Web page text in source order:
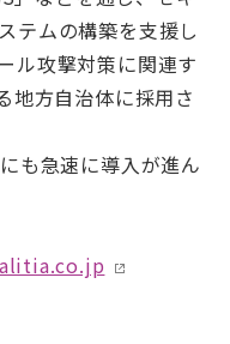
テムの構築を支援し
ル攻撃対策に関連す
地方自治体に採用さ
も急速に導入が進ん